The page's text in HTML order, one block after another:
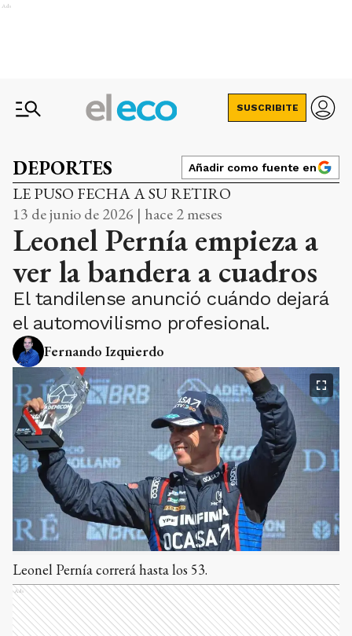
Ads
SUSCRIBITE
DEPORTES Añadir como fuente en
LE PUSO FECHA A SU RETIRO
13 de junio de 2026 | hace 2 meses
Leonel Pernía empieza a
ver la bandera a cuadros
El tandilense anunció cuándo dejará
el automovilismo profesional.
Fernando Izquierdo
Leonel Pernía correrá hasta los 53.
Ads